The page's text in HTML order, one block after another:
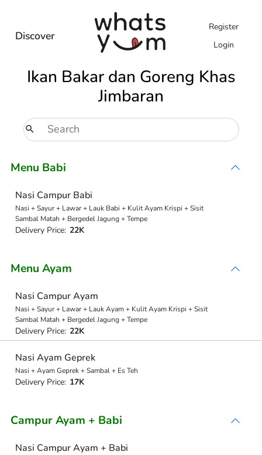
Discover
Register
Login
Ikan Bakar dan Goreng Khas
Jimbaran
Menu Babi
Nasi Campur Babi
Nasi + Sayur + Lawar + Lauk Babi + Kulit Ayam Krispi + Sisit
Sambal Matah + Bergedel Jagung + Tempe
Delivery Price: 22K
Menu Ayam
Nasi Campur Ayam
Nasi + Sayur + Lawar + Lauk Ayam + Kulit Ayam Krispi + Sisit
Sambal Matah + Bergedel Jagung + Tempe
Delivery Price: 22K
Nasi Ayam Geprek
Nasi + Ayam Geprek + Sambal + Es Teh
Delivery Price: 17K
Campur Ayam + Babi
Nasi Campur Ayam + Babi